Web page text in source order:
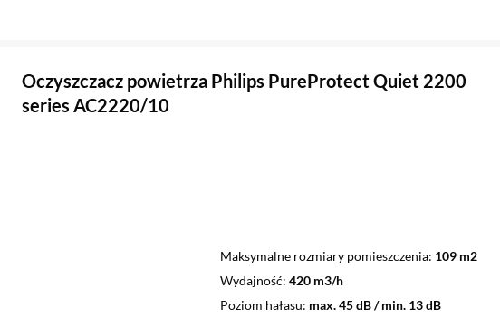
Oczyszczacz powietrza Philips PureProtect Quiet 2200
series AC2220/10
Maksymalne rozmiary pomieszczenia 109 m2
Wydajność 420 m3/h
Poziom hałasu max. 45 dB / min. 13 dB